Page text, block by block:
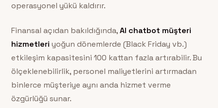
operasyonel yükü kaldırır.
Finansal açıdan bakıldığında,AI chatbot müşteri
hizmetleri yoğun dönemlerde (Black Friday vb.)
etkileşim kapasitesini 100 kattan fazla artırabilir. Bu
ölçeklenebilirlik, personel maliyetlerini artırmadan
binlerce müşteriye aynı anda hizmet verme
özgürlüğü sunar.